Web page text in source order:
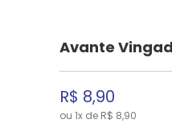
Avante
R$ 8,90
ou 1x de R$ 8,90